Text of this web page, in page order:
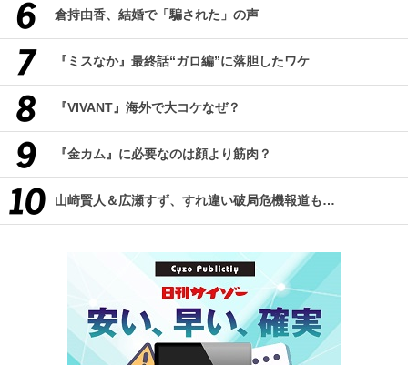
倉持由香、結婚で「騙された」の声
『ミスなか』最終話“ガロ編”に落胆したワケ
『VIVANT』海外で大コケなぜ？
『金カム』に必要なのは顔より筋肉？
山崎賢人＆広瀬すず、すれ違い破局危機報道も…